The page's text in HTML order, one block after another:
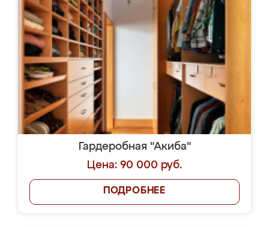
Гардеробная "Акиба"
Цена: 90 000 руб.
ПОДРОБНЕЕ